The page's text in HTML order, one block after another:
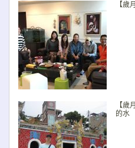
【歲
【歲
的水